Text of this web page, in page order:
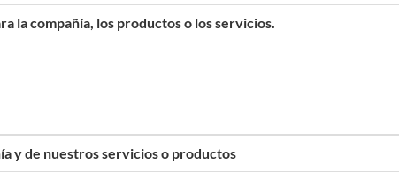
la compañía, los productos o los servicios.
y de nuestros servicios o productos